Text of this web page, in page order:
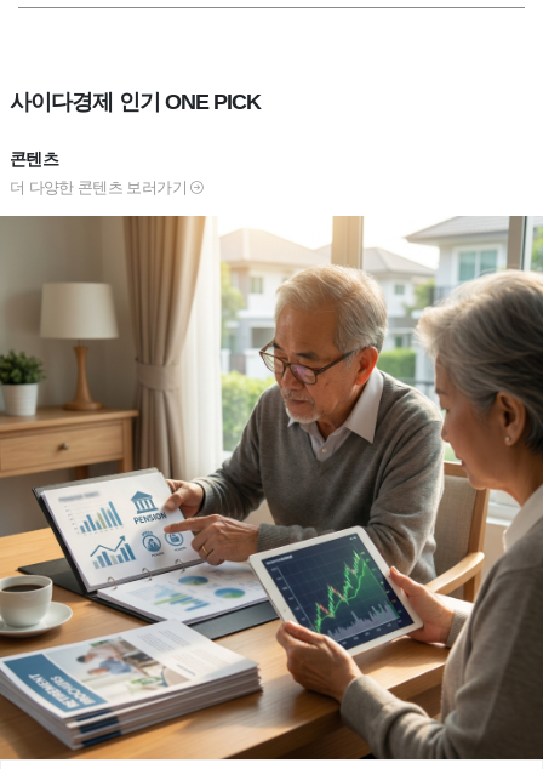
사이다경제 인기 ONE PICK
콘텐츠
더 다양한 콘텐츠 보러가기